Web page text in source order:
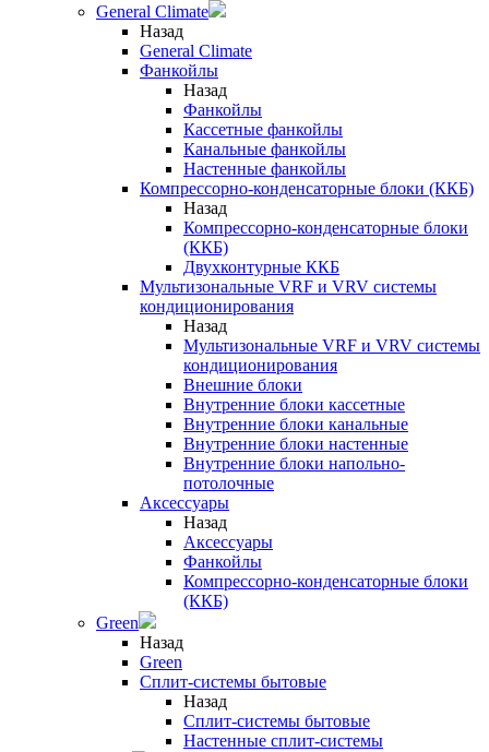
General Climate
Назад
General Climate
Фанкойлы
Назад
Фанкойлы
Кассетные фанкойлы
Канальные фанкойлы
Настенные фанкойлы
Компрессорно-конденсаторные блоки (ККБ)
Назад
Компрессорно-конденсаторные блоки
(ККБ)
Двухконтурные ККБ
Мультизональные VRF и VRV системы
кондиционирования
Назад
Мультизональные VRF и VRV системы
кондиционирования
Внешние блоки
Внутренние блоки кассетные
Внутренние блоки канальные
Внутренние блоки настенные
Внутренние блоки напольно-
потолочные
Аксессуары
Назад
Аксессуары
Фанкойлы
Компрессорно-конденсаторные блоки
(ККБ)
Green
Назад
Green
Сплит-системы бытовые
Назад
Сплит-системы бытовые
Настенные сплит-системы